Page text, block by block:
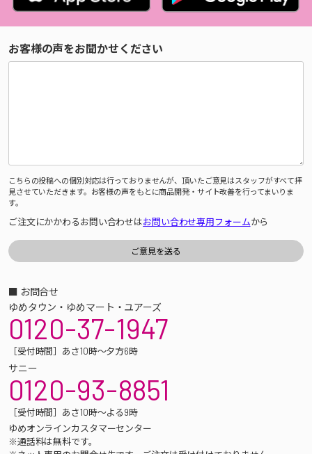
お客様の声をお聞かせください
こちらの投稿への個別対応は行っておりませんが、頂いたご意見はスタッフがすべて拝
見させていただきます。お客様の声をもとに商品開発・サイト改善を行ってまいりま
す。
ご注文にかかわるお問い合わせはお問い合わせ専用フォームから
■ お問合せ
ゆめタウン・ゆめマート・ユアーズ
0120-37-1947
［受付時間］あさ10時～夕方6時
サニー
0120-93-8851
［受付時間］あさ10時～よる9時
ゆめオンラインカスタマーセンター
※通話料は無料です。